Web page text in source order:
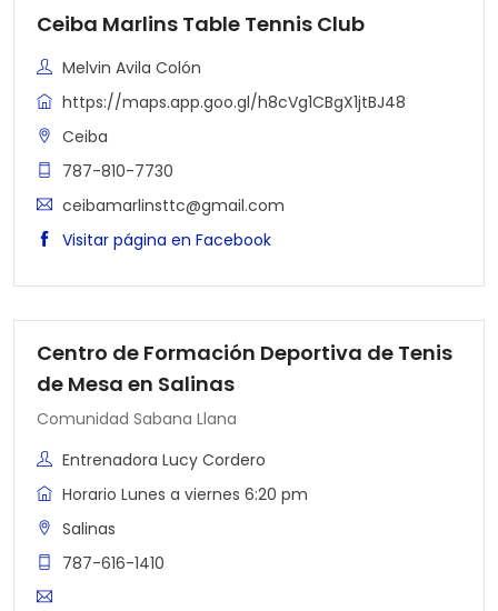
Ceiba Marlins Table Tennis Club
Melvin Avila Colón
https://maps.app.goo.gl/h8cVg1CBgX1jtBJ48
Ceiba
787-810-7730
ceibamarlinsttc@gmail.com
Visitar página en Facebook
Centro de Formación Deportiva de Tenis
de Mesa en Salinas
Comunidad Sabana Llana
Entrenadora Lucy Cordero
Horario Lunes a viernes 6:20 pm
Salinas
787-616-1410